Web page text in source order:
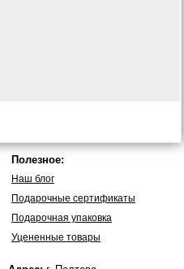
Полезное:
Наш блог
Подарочные сертификаты
Подарочная упаковка
Уцененные товары